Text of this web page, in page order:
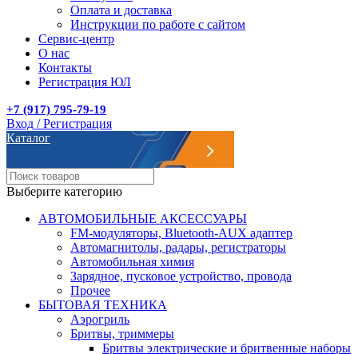
Оплата и доставка
Инструкции по работе с сайтом
Сервис-центр
О нас
Контакты
Регистрация ЮЛ
+7 (917) 795-79-19
Вход / Регистрация
Каталог
Выберите категорию
АВТОМОБИЛЬНЫЕ АКСЕССУАРЫ
FM-модуляторы, Bluetooth-AUX адаптер
Автомагнитолы, радары, регистраторы
Автомобильная химия
Зарядное, пусковое устройство, провода
Прочее
БЫТОВАЯ ТЕХНИКА
Аэрогриль
Бритвы, триммеры
Бритвы электрические и бритвенные наборы